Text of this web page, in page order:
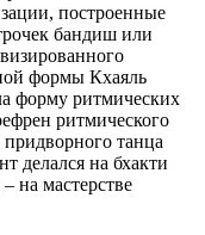
построенные
бандиш или
формы Кхаяль
форму ритмических
ритмического
танца
делался на бхакти
на мастерстве